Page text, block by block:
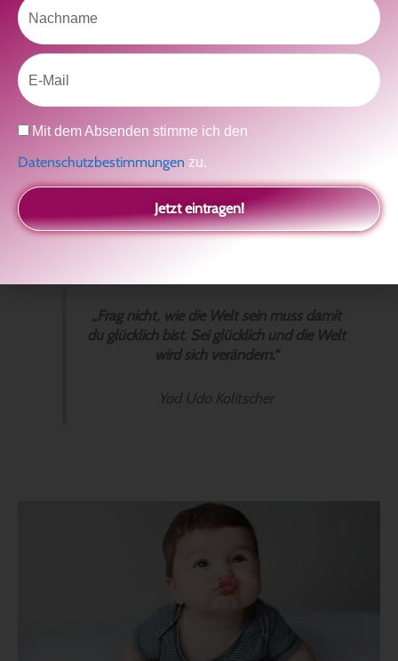
Fakt ist: Was wir oft als „Liebe“ bezeichnen, ist in Wahrheit keine
Abhängige Liebe vielleicht. Und es ist ok diese „abhängige Liebe“
Blogbeitrag noch machen.
Doch lasst uns einmal über „die nächste“ Stufe sprechen, was ist
wirkliche Liebe?
„Frag nicht, wie die Welt sein muss damit
du glücklich bist. Sei glücklich und die Welt
wird sich verändern.“
Yod Udo Kolitscher
Email
Datenschutz
Mit dem Absenden stimme ich den
Datenschutzbestimmungen zu.
Jetzt eintragen!